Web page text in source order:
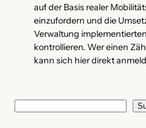
auf der Basis realer
einzufordern und die
Verwaltung
kontrollieren. Wer einen
kann sich hier direkt